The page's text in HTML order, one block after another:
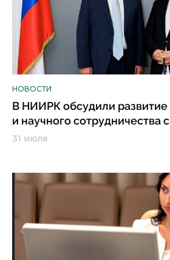
НОВОСТИ
В НИИРК обсудили развитие
и научного сотрудничества
31 июля